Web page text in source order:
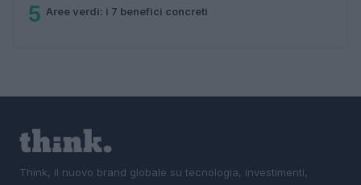
5 Aree verdi: i 7 benefici concreti
Think, il nuovo brand globale su tecnologia, investimenti,